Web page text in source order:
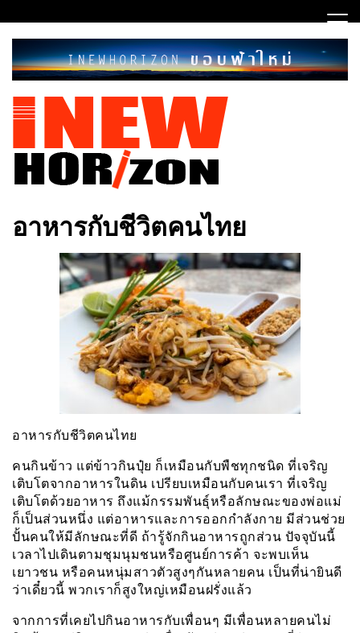
to
content
INEWHORIZON
อาหารกับชีวิตคนไทย
อาหารกับชีวิตคนไทย
คนกินข้าว แต่ข้าวกินปุ๋ย ก็เหมือนกับพืชทุกชนิด ที่เจริญ
เติบโตจากอาหารในดิน เปรียบเหมือนกับคนเรา ที่เจริญ
เติบโตด้วยอาหาร ถึงแม้กรรมพันธุ์หรือลักษณะของพ่อแม่
ก็เป็นส่วนหนึ่ง แต่อาหารและการออกกำลังกาย มีส่วนช่วย
ปั้นคนให้มีลักษณะที่ดี ถ้ารู้จักกินอาหารถูกส่วน ปัจจุบันนี้
เวลาไปเดินตามชุมนุมชนหรือศูนย์การค้า จะพบเห็น
เยาวชน หรือคนหนุ่มสาวตัวสูงๆกันหลายคน เป็นที่น่ายินดี
ว่าเดี๋ยวนี้ พวกเราก็สูงใหญ่เหมือนฝรั่งแล้ว
จากการที่เคยไปกินอาหารกับเพื่อนๆ มีเพื่อนหลายคนไม่